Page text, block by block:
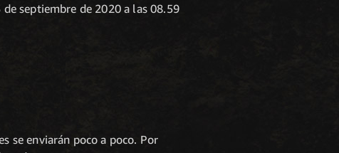
septiembre de 2020 a las 08.59
se enviarán poco a poco. Por